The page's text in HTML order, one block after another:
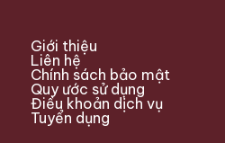
Giới thiệu
Liên hệ
Chính sách bảo mật
Quy ước sử dụng
Điều khoản dịch vụ
Tuyển dụng